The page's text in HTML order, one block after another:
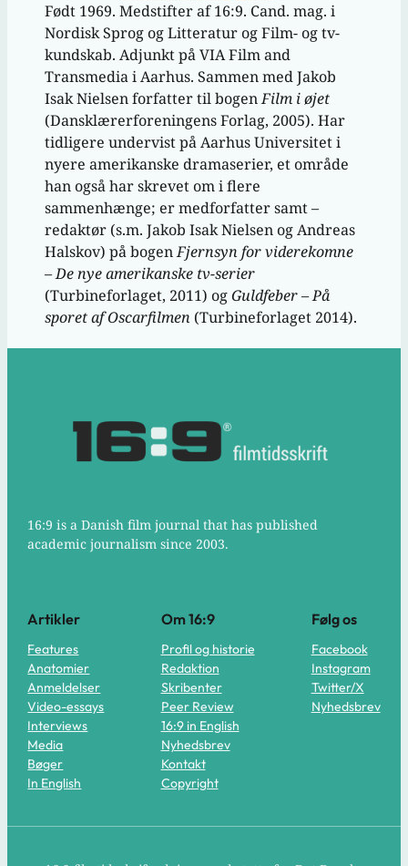
Født 1969. Medstifter af 16:9. Cand. mag. i
Nordisk Sprog og Litteratur og Film- og tv-
kundskab. Adjunkt på VIA Film and
Transmedia i Aarhus. Sammen med Jakob
Isak Nielsen forfatter til bogenFilm i øjet
(Dansklærerforeningens Forlag, 2005). Har
tidligere undervist på Aarhus Universitet i
nyere amerikanske dramaserier, et område
han også har skrevet om i flere
sammenhænge; er medforfatter samt –
redaktør (s.m. Jakob Isak Nielsen og Andreas
Halskov) på bogenFjernsyn for viderekomne
– De nye amerikanske tv-serier
(Turbineforlaget, 2011) ogGuldfeber – På
sporet af Oscarfilmen(Turbineforlaget 2014).
16:9 is a Danish film journal that has published
academic journalism since 2003.
Artikler
Features
Anatomier
Anmeldelser
Video-essays
Interviews
Media
Bøger
In English
Om 16:9
Profil og historie
Redaktion
Skribenter
Peer Review
16:9 in English
Nyhedsbrev
Kontakt
Copyright
Følg os
Facebook
Instagram
Twitter/X
Nyhedsbrev